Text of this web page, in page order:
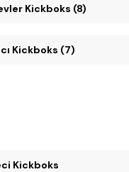
Kickboks (8)
Kickboks (7)
Cebeci Kickboks